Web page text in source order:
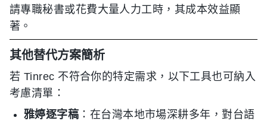
請專職秘書或花費大量人力工時，其成本效益顯
著。
其他替代方案簡析
若 Tinrec 不符合你的特定需求，以下工具也可納入
考慮清單：
雅婷逐字稿 ：在台灣本地市場深耕多年，對台語